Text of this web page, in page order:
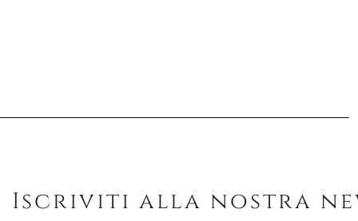
Iscriviti alla nostra